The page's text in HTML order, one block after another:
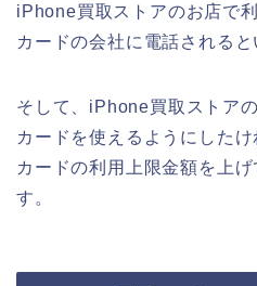
iPhone買取ストアのお店で
カードの会社に電話されると
そして、iPhone買取ストア
カードを使えるようにした
カードの利用上限金額を上
す。